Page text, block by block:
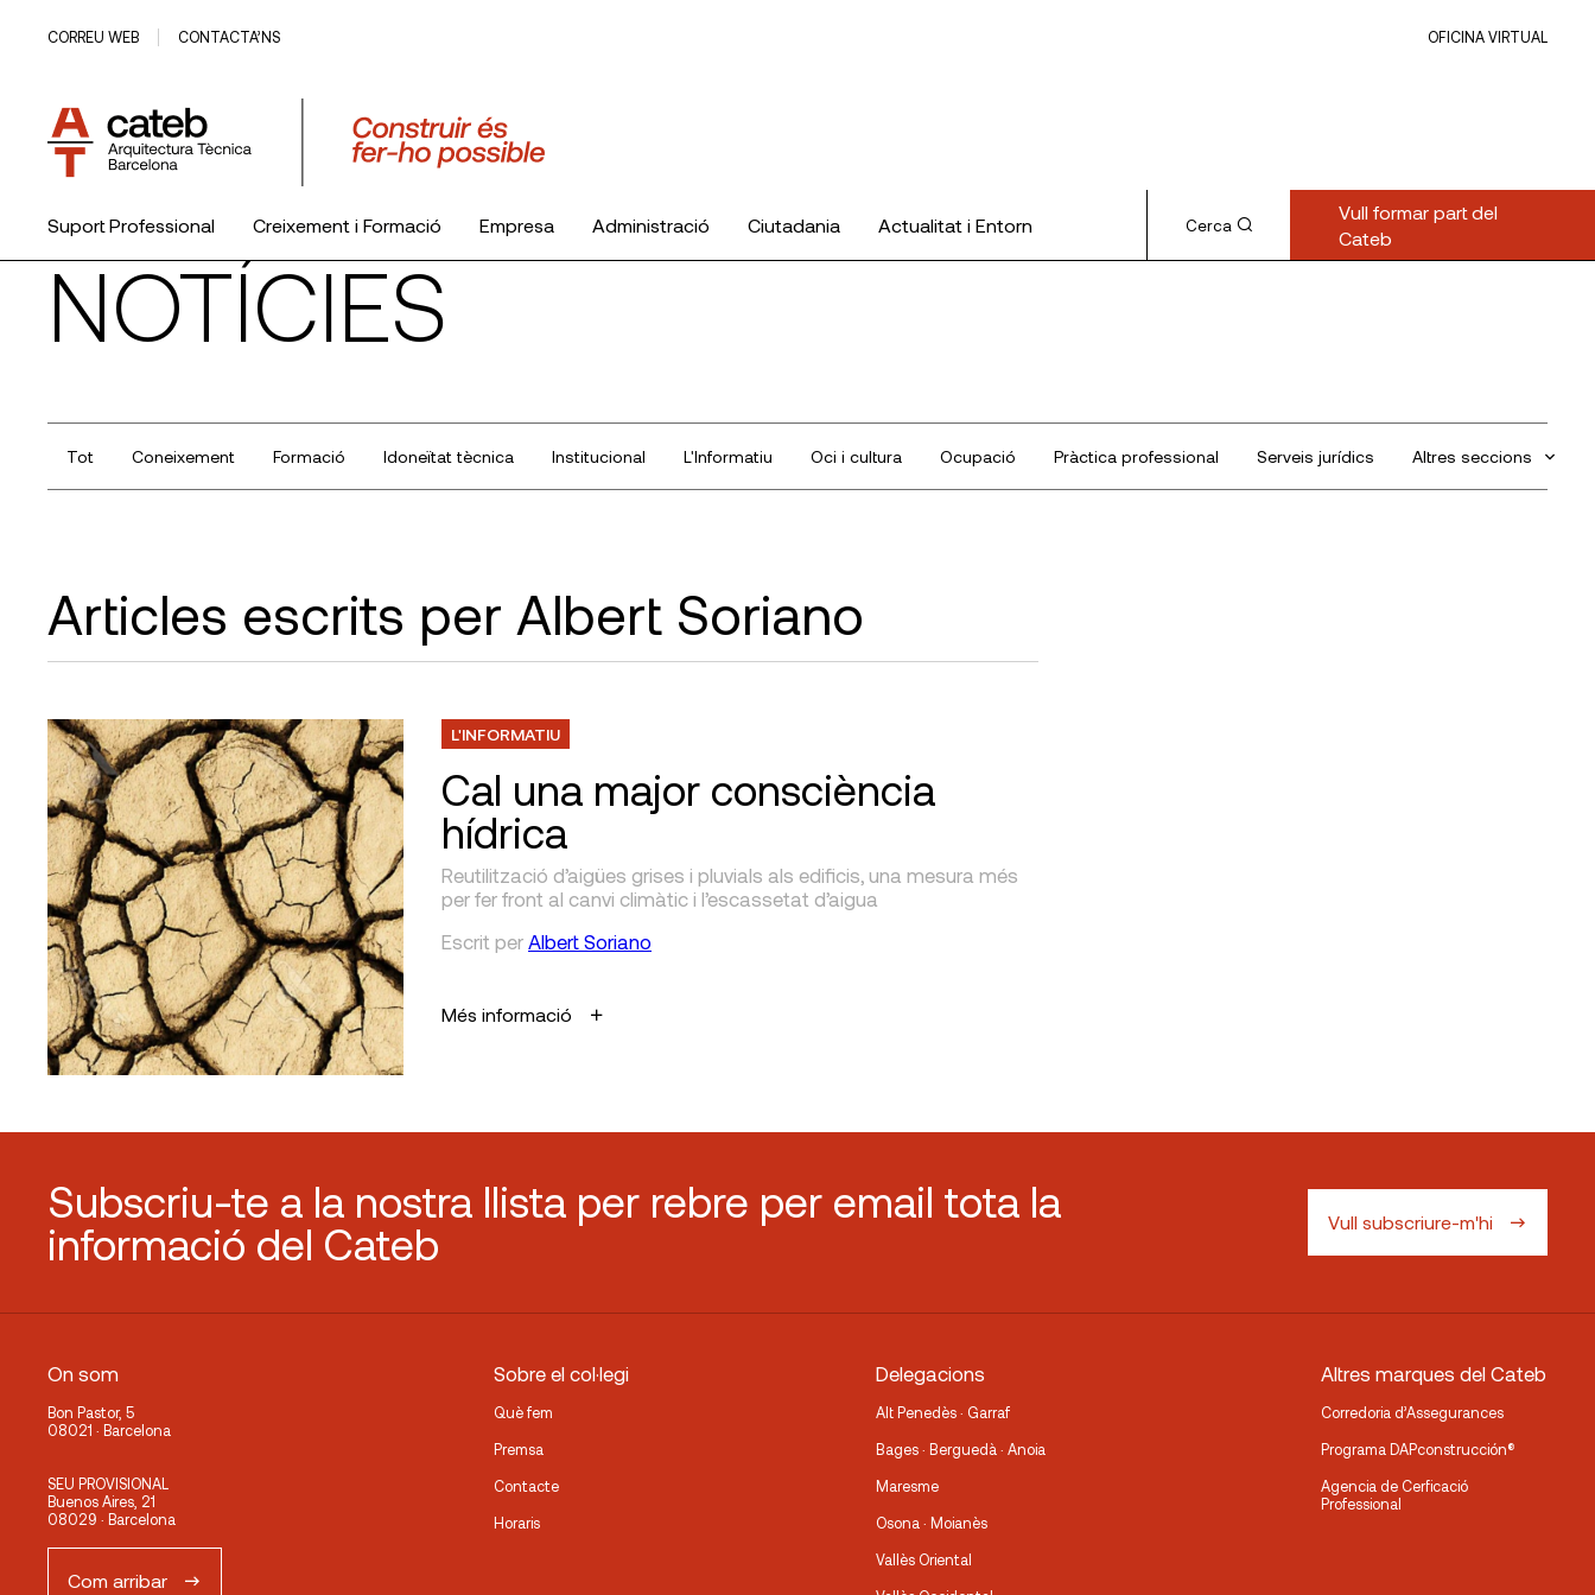
CORREU WEB CONTACTA’NS OFICINA VIRTUAL
Suport Professional Creixement i Formació Empresa Administració Ciutadania Actualitat i Entorn
El Col·legi
Cerca
Vull formar part del
Cateb
NOTÍCIES
Tot Coneixement Formació Idoneïtat tècnica Institucional L'Informatiu Oci i cultura Ocupació Pràctica professional Serveis jurídics Altres seccions
Articles escrits per Albert Soriano
L'INFORMATIU
Cal una major consciència
hídrica
Reutilització d’aigües grises i pluvials als edificis, una mesura més
per fer front al canvi climàtic i l’escassetat d’aigua
Escrit per Albert Soriano
Més informació
Subscriu-te a la nostra llista per rebre per email tota la
informació del Cateb
Vull subscriure-m'hi
On som
Bon Pastor, 5
08021 · Barcelona
SEU PROVISIONAL
Buenos Aires, 21
08029 · Barcelona
Com arribar
Sobre el col·legi
Què fem
Premsa
Contacte
Horaris
Delegacions
Alt Penedès · Garraf
Bages · Berguedà · Anoia
Maresme
Osona · Moianès
Vallès Oriental
Altres marques del Cateb
Corredoria d’Assegurances
Programa DAPconstrucción®
Agencia de Cerficació
Professional